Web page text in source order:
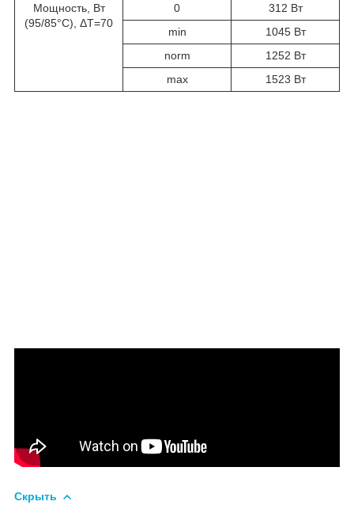
Мощность, Вт
(95/85°С), ΔТ=70
0
312 Вт
min
1045 Вт
norm
1252 Вт
max
1523 Вт
Скрыть